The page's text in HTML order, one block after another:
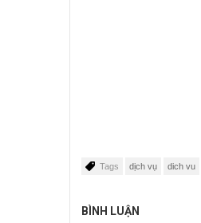
Tags dịch vụ dich vu
BÌNH LUẬN